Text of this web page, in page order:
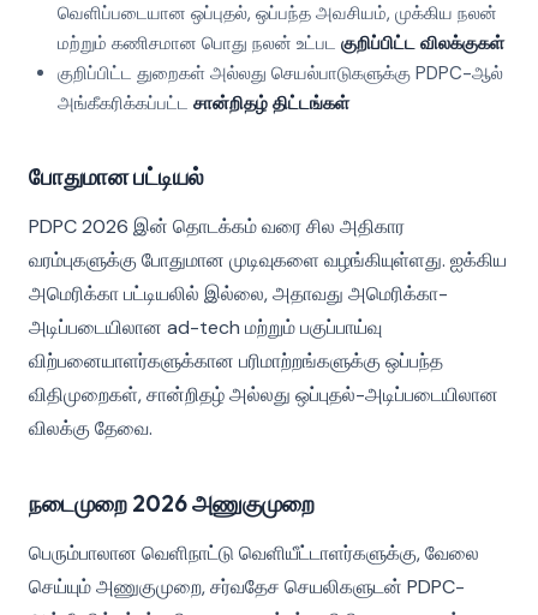
வெளிப்படையான ஒப்புதல், ஒப்பந்த அவசியம், முக்கிய நலன்
மற்றும் கணிசமான பொது நலன் உட்பட குறிப்பிட்ட விலக்குகள்
குறிப்பிட்ட துறைகள் அல்லது செயல்பாடுகளுக்கு PDPC-ஆல்
அங்கீகரிக்கப்பட்ட சான்றிதழ் திட்டங்கள்
போதுமான பட்டியல்
PDPC 2026 இன் தொடக்கம் வரை சில அதிகார
வரம்புகளுக்கு போதுமான முடிவுகளை வழங்கியுள்ளது. ஐக்கிய
அமெரிக்கா பட்டியலில் இல்லை, அதாவது அமெரிக்கா-
அடிப்படையிலான ad-tech மற்றும் பகுப்பாய்வு
விற்பனையாளர்களுக்கான பரிமாற்றங்களுக்கு ஒப்பந்த
விதிமுறைகள், சான்றிதழ் அல்லது ஒப்புதல்-அடிப்படையிலான
விலக்கு தேவை.
நடைமுறை 2026 அணுகுமுறை
பெரும்பாலான வெளிநாட்டு வெளியீட்டாளர்களுக்கு, வேலை
செய்யும் அணுகுமுறை, சர்வதேச செயலிகளுடன் PDPC-